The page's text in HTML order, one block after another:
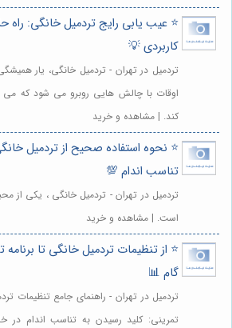
⭐️ عیب یابی رایج تردمیل خانگی:
کاربردی 💡
تردمیل در تهران - تردمیل خانگی، یار
اوقات با چالش هایی روبرو می شود که می
کند. | مشاهده و خرید
⭐️ نحوه استفاده صحیح از تردمیل
تناسب اندام 💯
تردمیل در تهران - تردمیل خانگی ، یکی از
است. | مشاهده و خرید
⭐️ از تنظیمات تردمیل خانگی تا برنامه
گام 📊
تردمیل در تهران - راهنمای جامع تنظیمات
تمرینی: کلید رسیدن به تناسب اندام در